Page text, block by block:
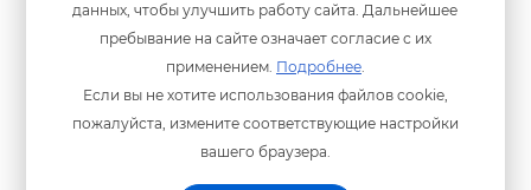
данных, чтобы улучшить работу сайта. Дальнейшее
пребывание на сайте означает согласие с их
применением. Подробнее.
Если вы не хотите использования файлов cookie,
пожалуйста, измените соответствующие настройки
ашего браузера.
Мы принимаем оплату
анковскими картами